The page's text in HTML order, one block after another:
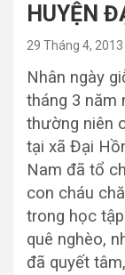
HUYỆN
29 Tháng 4, 2013
Nhân ngày
tháng 3 năm
thường niên
tại xã Đại
Nam đã tổ
con cháu
trong học
quê nghèo,
đã quyết